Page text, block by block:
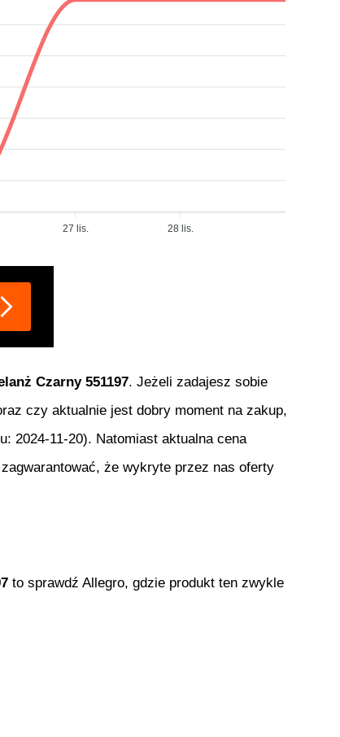
27 lis. 28 lis.
Czarny 551197. Jeżeli zadajesz sobie
czy aktualnie jest dobry moment na zakup,
2024-11-20). Natomiast aktualna cena
że wykryte przez nas oferty
to sprawdź Allegro, gdzie produkt ten zwykle